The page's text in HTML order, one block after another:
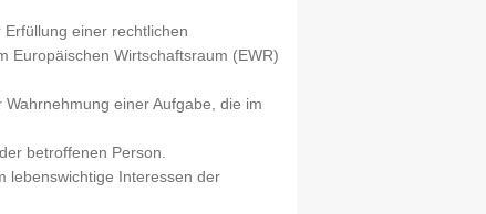
einer rechtlichen
Europäischen Wirtschaftsraum (EWR)
einer Aufgabe, die im
betroffenen Person.
lebenswichtige Interessen der